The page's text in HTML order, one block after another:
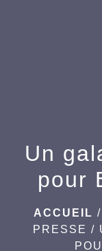
Un
pour
ACCUEIL /
PRESSE /